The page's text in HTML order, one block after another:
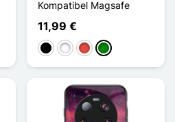
Kompatibel Magsafe
11,99 €
Schwarz
WeißRot Grün